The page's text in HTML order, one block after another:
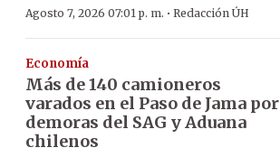
Agosto 7, 2026 07:01 p. m. · Redacción ÚH
Economía
Más de 140 camioneros
varados en el Paso de Jama por
demoras del SAG y Aduana
chilenos